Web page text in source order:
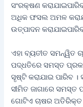
ସଂରକ୍ଷଣ
ଅଧିକ ଫସଲ ଅମଳ
ଉତ୍ପାଦନ
ଏହା ବ୍ୟତୀତ ସମନ୍ୱିତ
ପଦ୍ଧତିରେ ସମସ୍ତ
ସୃଷ୍ଟି କରାଯାଇ ପାରିବ
ସୀମିତ ଜାଗାରେ ସମସ୍ତ
ଗୋଟିଏ ଚାଷର ଅତିରିକ୍ତ